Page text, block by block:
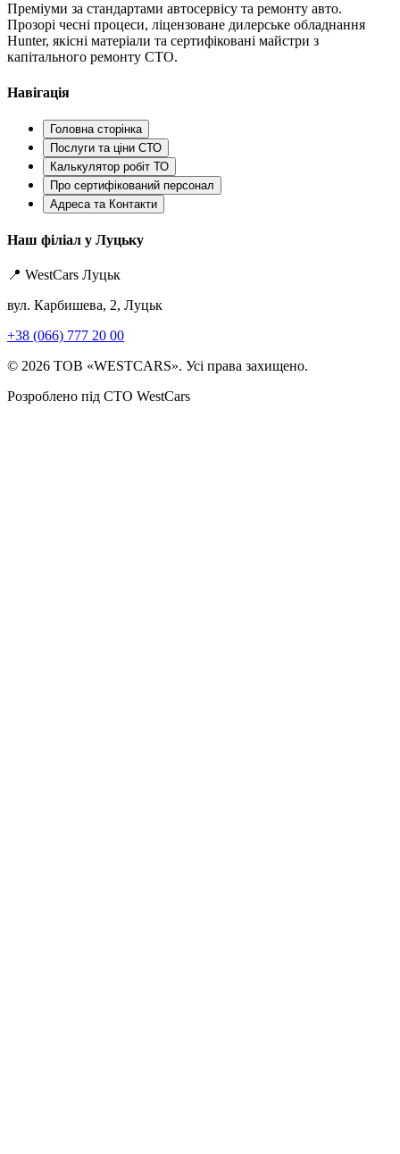
Преміуми за стандартами автосервісу та ремонту авто.
Прозорі чесні процеси, ліцензоване дилерське обладнання
Hunter, якісні матеріали та сертифіковані майстри з
капітального ремонту СТО.
Навігація
Головна сторінка
Послуги та ціни СТО
Калькулятор робіт ТО
Про сертифікований персонал
Адреса та Контакти
Наш філіал у Луцьку
📍 WestCars Луцьк
вул. Карбишева, 2, Луцьк
+38 (066) 777 20 00
© 2026 ТОВ «WESTCARS». Усі права захищено.
Розроблено під СТО WestCars